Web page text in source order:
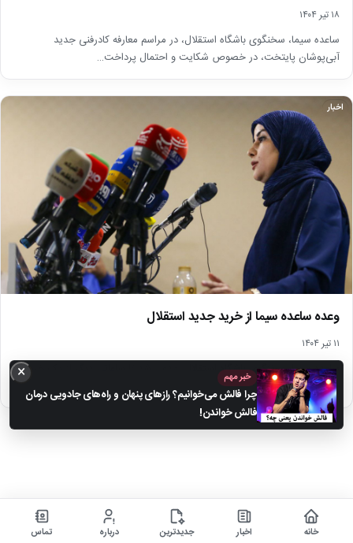
۱۸ تیر ۱۴۰۴
ساعده سیما، سخنگوی باشگاه استقلال، در مراسم معارفه کادرفنی جدید
آبی‌پوشان پایتخت، در خصوص شکایت و احتمال پرداخت…
اخبار
وعده ساعده سیما از خرید جدید استقلال
۱۱ تیر ۱۴۰۴
ساعده سیما، سخنگوی باشگاه استقلال، مدعی شد تا ساعاتی دیگر از یک خرید
جدید رونمایی خواهد شد.
× خبر مهم
چرا فالش می‌خوانیم؟ رازهای پنهان و راه‌های جادویی درمان
فالش خواندن!
خانه اخبار جدیدترین درباره تماس